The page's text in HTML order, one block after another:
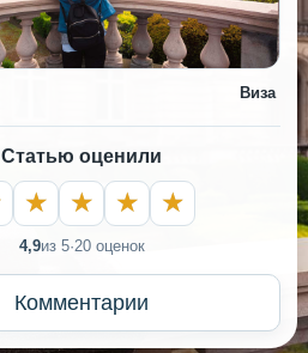
Виза
Статью оценили
4,9из 5·20 оценок
Комментарии